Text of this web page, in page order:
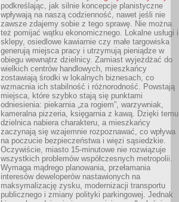
podkreślając, jak silnie koncepcje planistyczne
wpływają na naszą codzienność, nawet jeśli nie
zawsze zdajemy sobie z tego sprawę. Nie można
też pomijać wątku ekonomicznego. Lokalne usługi i
sklepy, osiedlowe kawiarnie czy małe targowiska
generują miejsca pracy i utrzymują pieniądze w
obiegu wewnątrz dzielnicy. Zamiast wyjeżdżać do
wielkich centrów handlowych, mieszkańcy
zostawiają środki w lokalnych biznesach, co
wzmacnia ich stabilność i różnorodność. Powstają
miejsca, które szybko stają się punktami
odniesienia: piekarnia „za rogiem”, warzywniak,
kameralna pizzeria, księgarnia z kawą. Dzięki temu
dzielnica nabiera charakteru, a mieszkańcy
zaczynają się wzajemnie rozpoznawać, co wpływa
na poczucie bezpieczeństwa i więzi sąsiedzkie.
Oczywiście, miasto 15-minutowe nie rozwiązuje
wszystkich problemów współczesnych metropolii.
Wymaga mądrego planowania, przełamania
interesów deweloperów nastawionych na
maksymalizację zysku, modernizacji transportu
publicznego i zmiany polityki parkingowej. Jednak